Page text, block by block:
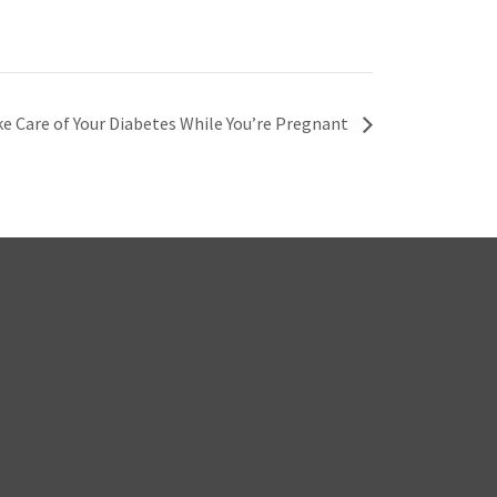
Care of Your Diabetes While You’re Pregnant